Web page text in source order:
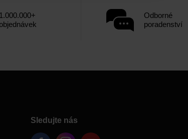
1.000.000+
objednávek
Odborné
poradenství
Sledujte nás